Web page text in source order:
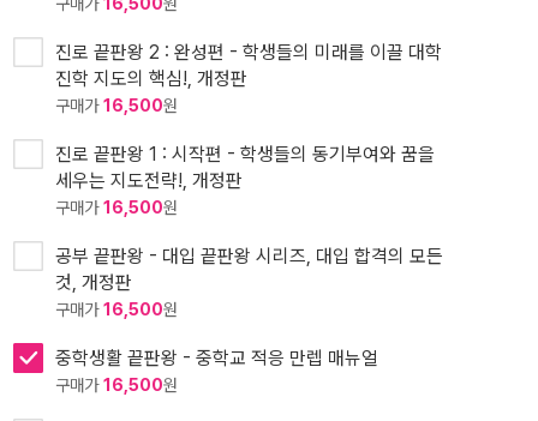
구매가16,500원
진로 끝판왕 2 : 완성편 - 학생들의 미래를 이끌 대학
진학 지도의 핵심!, 개정판
구매가16,500원
진로 끝판왕 1 : 시작편 - 학생들의 동기부여와 꿈을
세우는 지도전략!, 개정판
구매가16,500원
공부 끝판왕 - 대입 끝판왕 시리즈, 대입 합격의 모든
것, 개정판
구매가16,500원
중학생활 끝판왕 - 중학교 적응 만렙 매뉴얼
구매가16,500원